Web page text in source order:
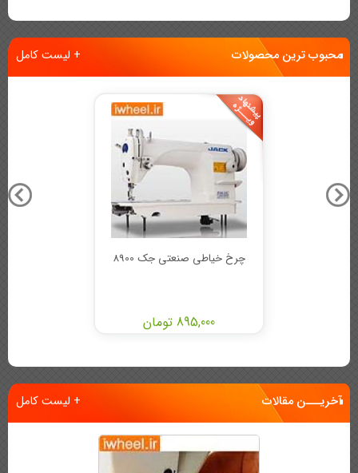
محبوب ترین محصولات + لیست کامل
چرخ خیاطی صنعتی جک 8900
895,000 تومان
آخریـــن مقالات + لیست کامل